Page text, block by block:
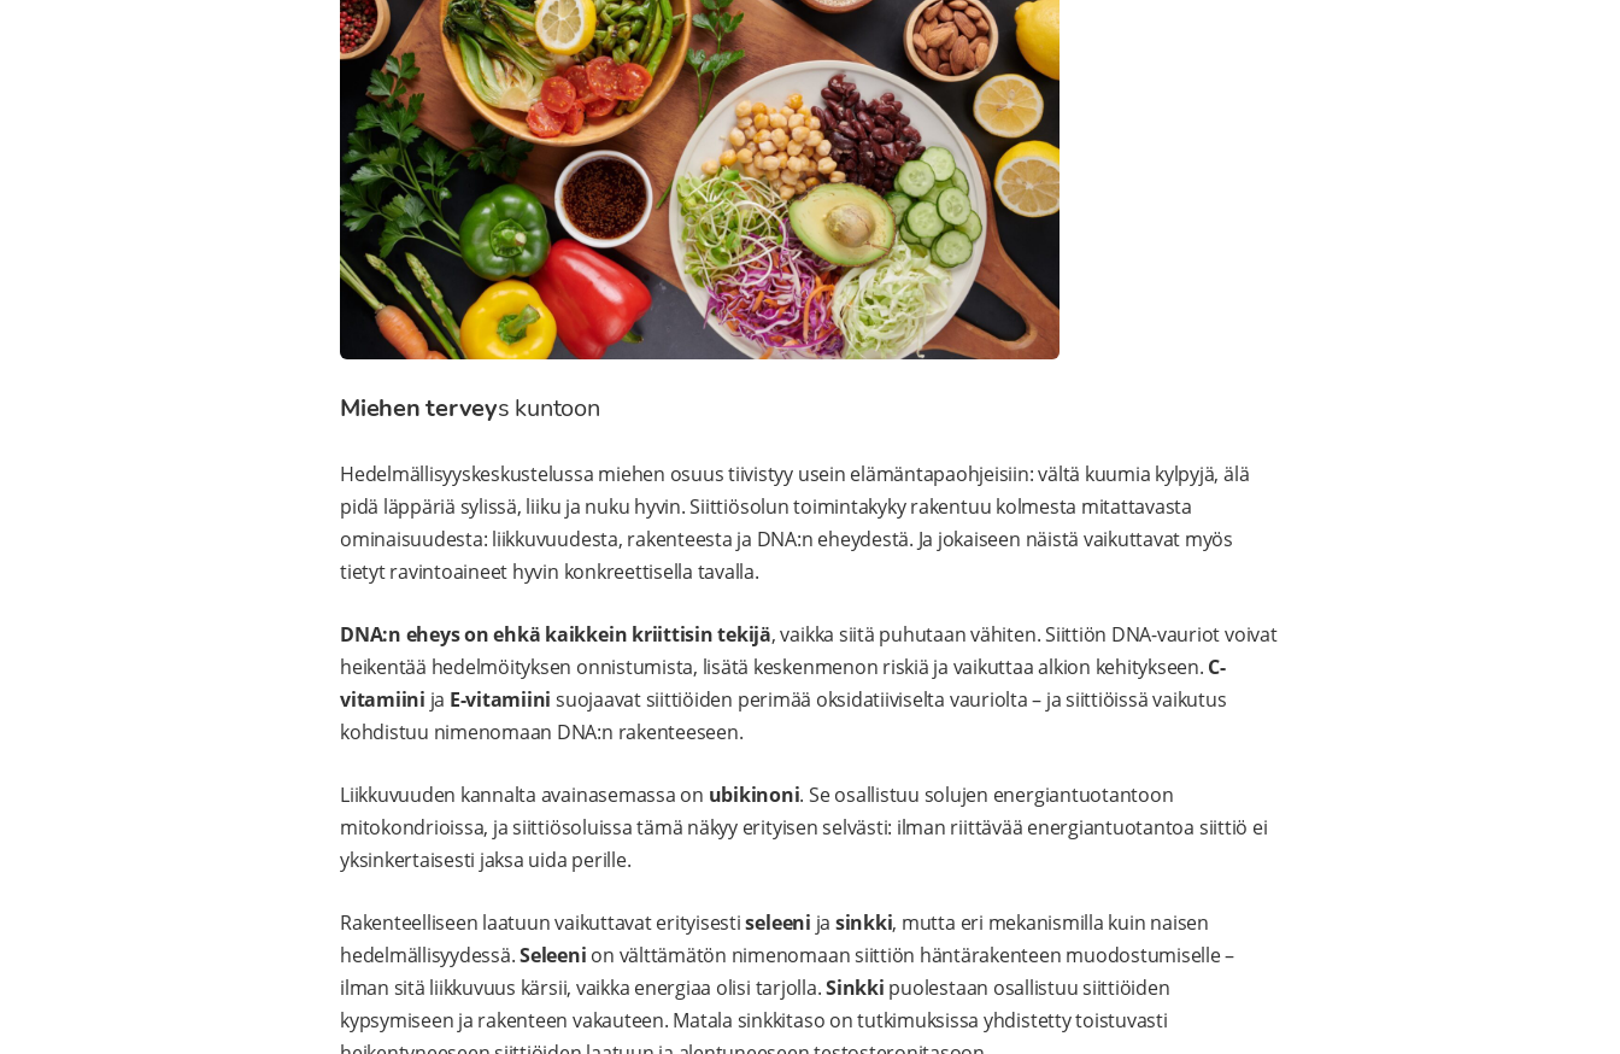
Miehen terveys kuntoon
Hedelmällisyyskeskustelussa miehen osuus tiivistyy usein elämäntapaohjeisiin: vältä kuumia kylpyjä, älä
pidä läppäriä sylissä, liiku ja nuku hyvin. Siittiösolun toimintakyky rakentuu kolmesta mitattavasta
ominaisuudesta: liikkuvuudesta, rakenteesta ja DNA:n eheydestä. Ja jokaiseen näistä vaikuttavat myös
tietyt ravintoaineet hyvin konkreettisella tavalla.
DNA:n eheys on ehkä kaikkein kriittisin tekijä, vaikka siitä puhutaan vähiten. Siittiön DNA-vauriot voivat
heikentää hedelmöityksen onnistumista, lisätä keskenmenon riskiä ja vaikuttaa alkion kehitykseen. C-
vitamiini ja E-vitamiini suojaavat siittiöiden perimää oksidatiiviselta vauriolta – ja siittiöissä vaikutus
kohdistuu nimenomaan DNA:n rakenteeseen.
Liikkuvuuden kannalta avainasemassa on ubikinoni. Se osallistuu solujen energiantuotantoon
mitokondrioissa, ja siittiösoluissa tämä näkyy erityisen selvästi: ilman riittävää energiantuotantoa siittiö ei
yksinkertaisesti jaksa uida perille.
Rakenteelliseen laatuun vaikuttavat erityisestiseleeni ja sinkki, mutta eri mekanismilla kuin naisen
hedelmällisyydessä.Seleeni on välttämätön nimenomaan siittiön häntärakenteen muodostumiselle –
ilman sitä liikkuvuus kärsii, vaikka energiaa olisi tarjolla.Sinkki puolestaan osallistuu siittiöiden
kypsymiseen ja rakenteen vakauteen. Matala sinkkitaso on tutkimuksissa yhdistetty toistuvasti